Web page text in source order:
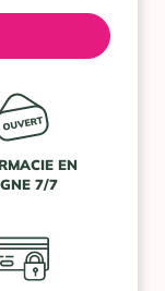
EN
7/7